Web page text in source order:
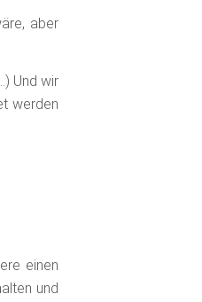
aber
Und wir
werden
einen
und